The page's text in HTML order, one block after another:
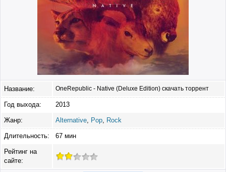
Название: OneRepublic - Native (Deluxe Edition) скачать торрент
Год выхода: 2013
Жанр: Alternative Pop Rock
Длительность: 67 мин
Рейтинг на
сайте: